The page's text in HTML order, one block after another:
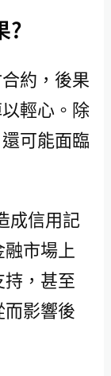
?
約，後果
輕心。除
可能面臨
成信用記
市場上
，甚至
影響後